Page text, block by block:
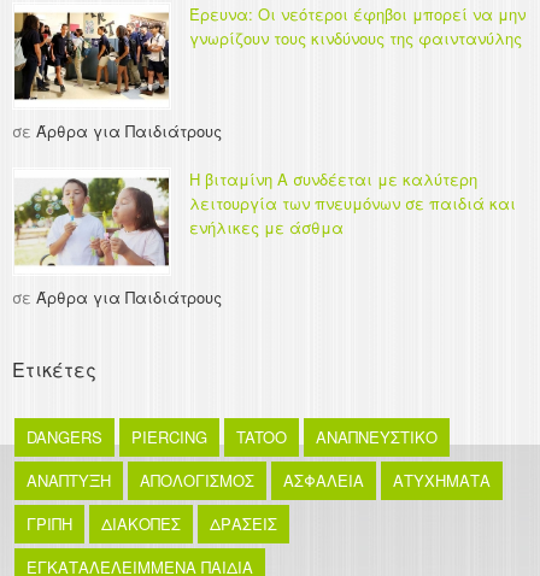
Έρευνα: Οι νεότεροι έφηβοι μπορεί να μην
γνωρίζουν τους κινδύνους της φαιντανύλης
σε Άρθρα για Παιδιάτρους
Η βιταμίνη Α συνδέεται με καλύτερη
λειτουργία των πνευμόνων σε παιδιά και
ενήλικες με άσθμα
σε Άρθρα για Παιδιάτρους
Ετικέτες
DANGERS PIERCING TATOO
ΑΝΑΠΝΕΥΣΤΙΚΟ
ΑΝΑΠΤΥΞΗ
ΑΠΟΛΟΓΙΣΜΟΣ ΑΣΦΑΛΕΙΑ
ΑΤΥΧΗΜΑΤΑ
ΓΡΙΠΗ
ΔΙΑΚΟΠΕΣ
ΔΡΑΣΕΙΣ
ΕΓΚΑΤΑΛΕΛΕΙΜΜΕΝΑ ΠΑΙΔΙΑ